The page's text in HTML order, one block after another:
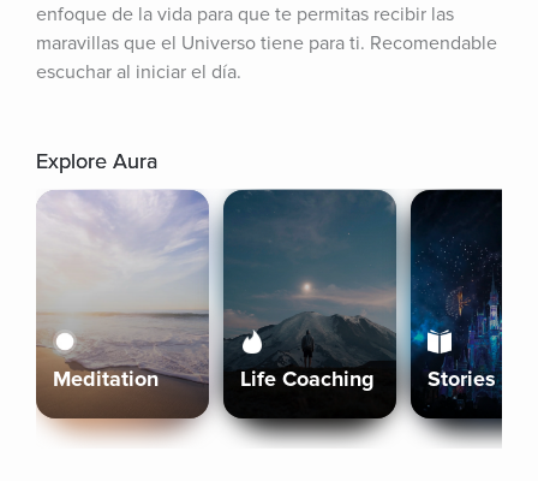
enfoque de la vida para que te permitas recibir las
maravillas que el Universo tiene para ti. Recomendable
escuchar al iniciar el día.
Explore Aura
Meditation Life Coaching Stories